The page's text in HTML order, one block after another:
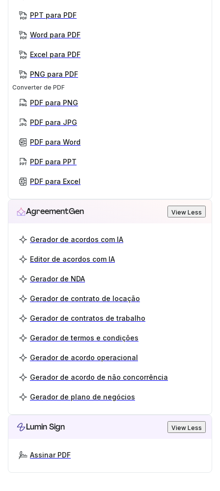
PPT para PDF
Word para PDF
Excel para PDF
PNG para PDF
Converter de PDF
PDF para PNG
PDF para JPG
PDF para Word
PDF para PPT
PDF para Excel
AgreementGen View Less
Gerador de acordos com IA
Editor de acordos com IA
Gerador de NDA
Gerador de contrato de locação
Gerador de contratos de trabalho
Gerador de termos e condições
Gerador de acordo operacional
Gerador de acordo de não concorrência
Gerador de plano de negócios
Lumin Sign View Less
Assinar PDF